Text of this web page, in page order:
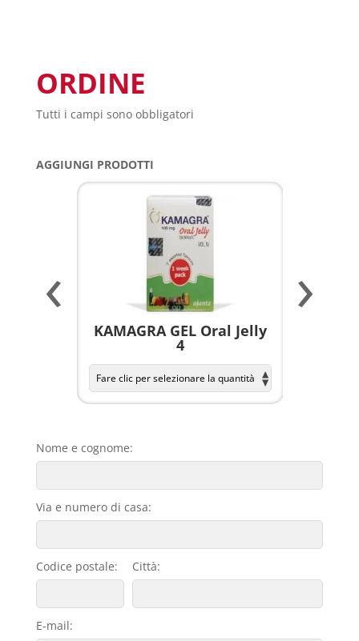
ORDINE
Tutti i campi sono obbligatori
AGGIUNGI PRODOTTI
KAMAGRA GEL Oral Jelly
4
‹ ›
Nome e cognome:
Via e numero di casa:
Codice postale: Città:
E-mail: